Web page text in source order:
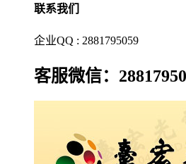
联系我们
企业QQ : 2881795059
客服微信：